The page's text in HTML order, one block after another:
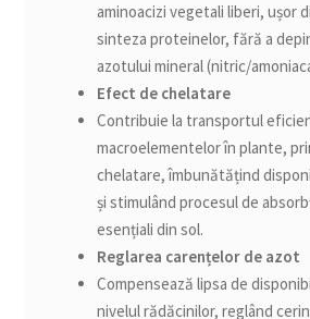
aminoacizi vegetali liberi, ușor
sinteza proteinelor, fără a
azotului mineral (nitric/
Efect de chelatare
Contribuie la transportul
macroelementelor în plante,
chelatare, îmbunătățind
și stimulând procesul de
esențiali din sol.
Reglarea carențelor de azot
Compensează lipsa de
nivelul rădăcinilor, reglând